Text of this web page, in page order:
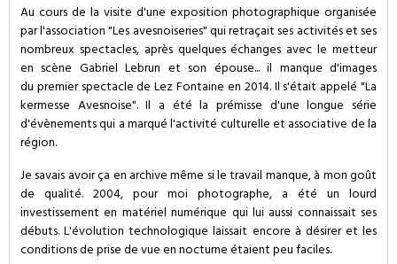
Au cours de la visite d'une exposition photographique organisée
par l'association "Les avesnoiseries" qui retraçait ses activités et ses
nombreux spectacles, après quelques échanges avec le metteur
en scène Gabriel Lebrun et son épouse... il manque d'images
du premier spectacle de Lez Fontaine en 2014. Il s'était appelé "La
kermesse Avesnoise". Il a été la prémisse d'une longue série
d'évènements qui a marqué l'activité culturelle et associative de la
région.
Je savais avoir ça en archive même si le travail manque, à mon goût
de qualité. 2004, pour moi photographe, a été un lourd
investissement en matériel numérique qui lui aussi connaissait ses
débuts. L'évolution technologique laissait encore à désirer et les
conditions de prise de vue en nocturne étaient peu faciles.